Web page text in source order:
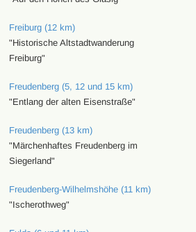
Freiburg (12 km)
"Historische Altstadtwanderung
Freiburg"
Freudenberg (5, 12 und 15 km)
"Entlang der alten Eisenstraße"
Freudenberg (13 km)
"Märchenhaftes Freudenberg im
Siegerland"
Freudenberg-Wilhelmshöhe (11 km)
"Ischerothweg"